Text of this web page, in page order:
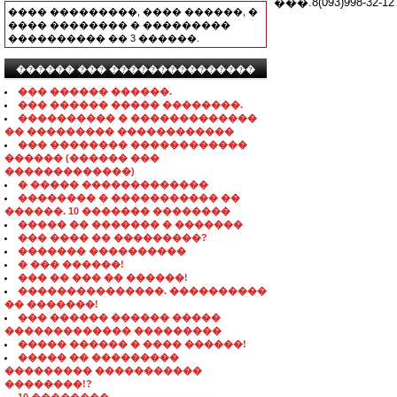
���� ���������, ���� ������, �
���� �������� � ���������
���������� �� 3 ������.
������ ��� ���������������
��� ������ ������.
��� ������ ����� ��������.
���������� � �������������
�� ��������� ������������
��� �������� ������������
������ (������ ���
�������������)
� ����� �������������
�������� � ����������� ��
������. 10 ������� ��������
����� �� ������� � �������
��� ���� �� ���������?
������� ����������
� ��� ������!
��� �� ��� �� ������!
���������������. ����������
�� �������!
��� ������ ������ �����
������������� ���������
����� ������ � ���� ������!
����� �� ���������
��������� �����������
��������!?